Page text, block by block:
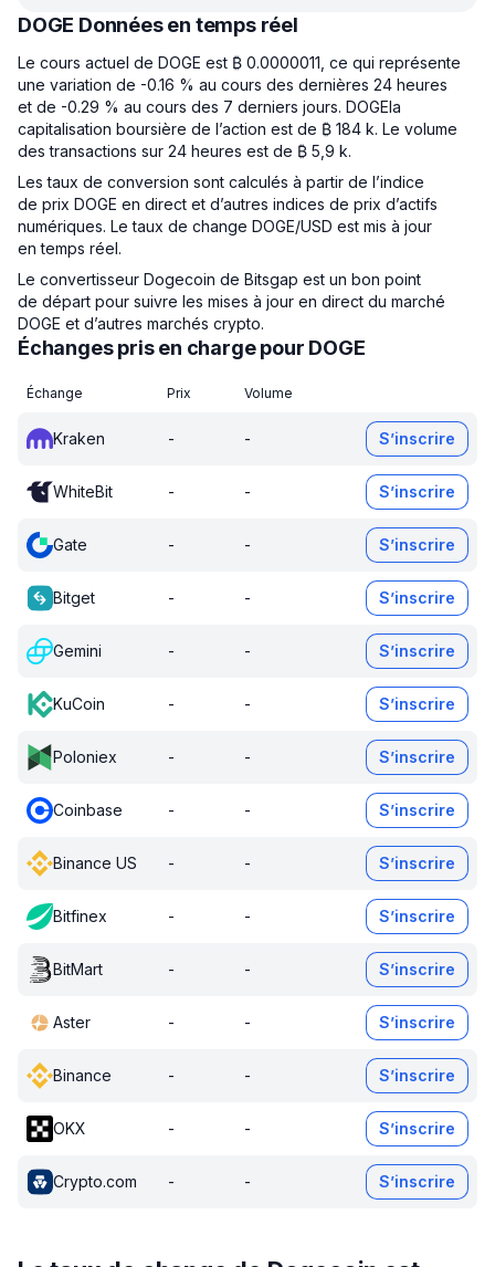
DOGE Données en temps réel
Le cours actuel de DOGE est ₿ 0.0000011, ce qui représente
une variation de -0.16 % au cours des dernières 24 heures
et de -0.29 % au cours des 7 derniers jours. DOGEla
capitalisation boursière de l’action est de ₿ 184 k. Le volume
des transactions sur 24 heures est de ₿ 5,9 k.
Les taux de conversion sont calculés à partir de l’indice
de prix DOGE en direct et d’autres indices de prix d’actifs
numériques. Le taux de change DOGE/USD est mis à jour
en temps réel.
Le convertisseur Dogecoin de Bitsgap est un bon point
de départ pour suivre les mises à jour en direct du marché
DOGE et d’autres marchés crypto.
Échanges pris en charge pour DOGE
Échange Prix Volume
Kraken - - S’inscrire
WhiteBit - - S’inscrire
Gate - - S’inscrire
Bitget - - S’inscrire
Gemini - - S’inscrire
KuCoin - - S’inscrire
Poloniex - - S’inscrire
Coinbase - - S’inscrire
Binance US - - S’inscrire
Bitfinex - - S’inscrire
BitMart - - S’inscrire
Aster - - S’inscrire
Binance - - S’inscrire
OKX - - S’inscrire
Crypto.com - - S’inscrire